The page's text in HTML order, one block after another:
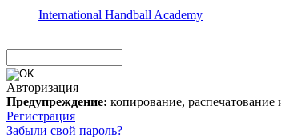
International Handball Academy
Авторизация
Предупреждение: копирование,
Регистрация
Забыли свой пароль?